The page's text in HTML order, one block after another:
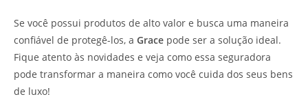
Se você possui produtos de alto valor e busca uma maneira
confiável de protegê-los, a Grace pode ser a solução ideal.
Fique atento às novidades e veja como essa seguradora
pode transformar a maneira como você cuida dos seus bens
de luxo!